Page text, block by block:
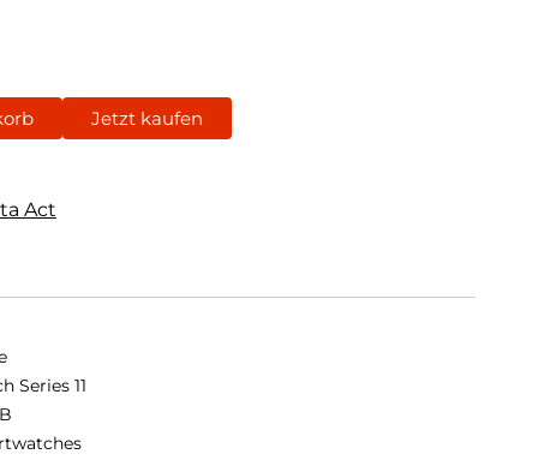
Jetzt kaufen
Act
Series 11